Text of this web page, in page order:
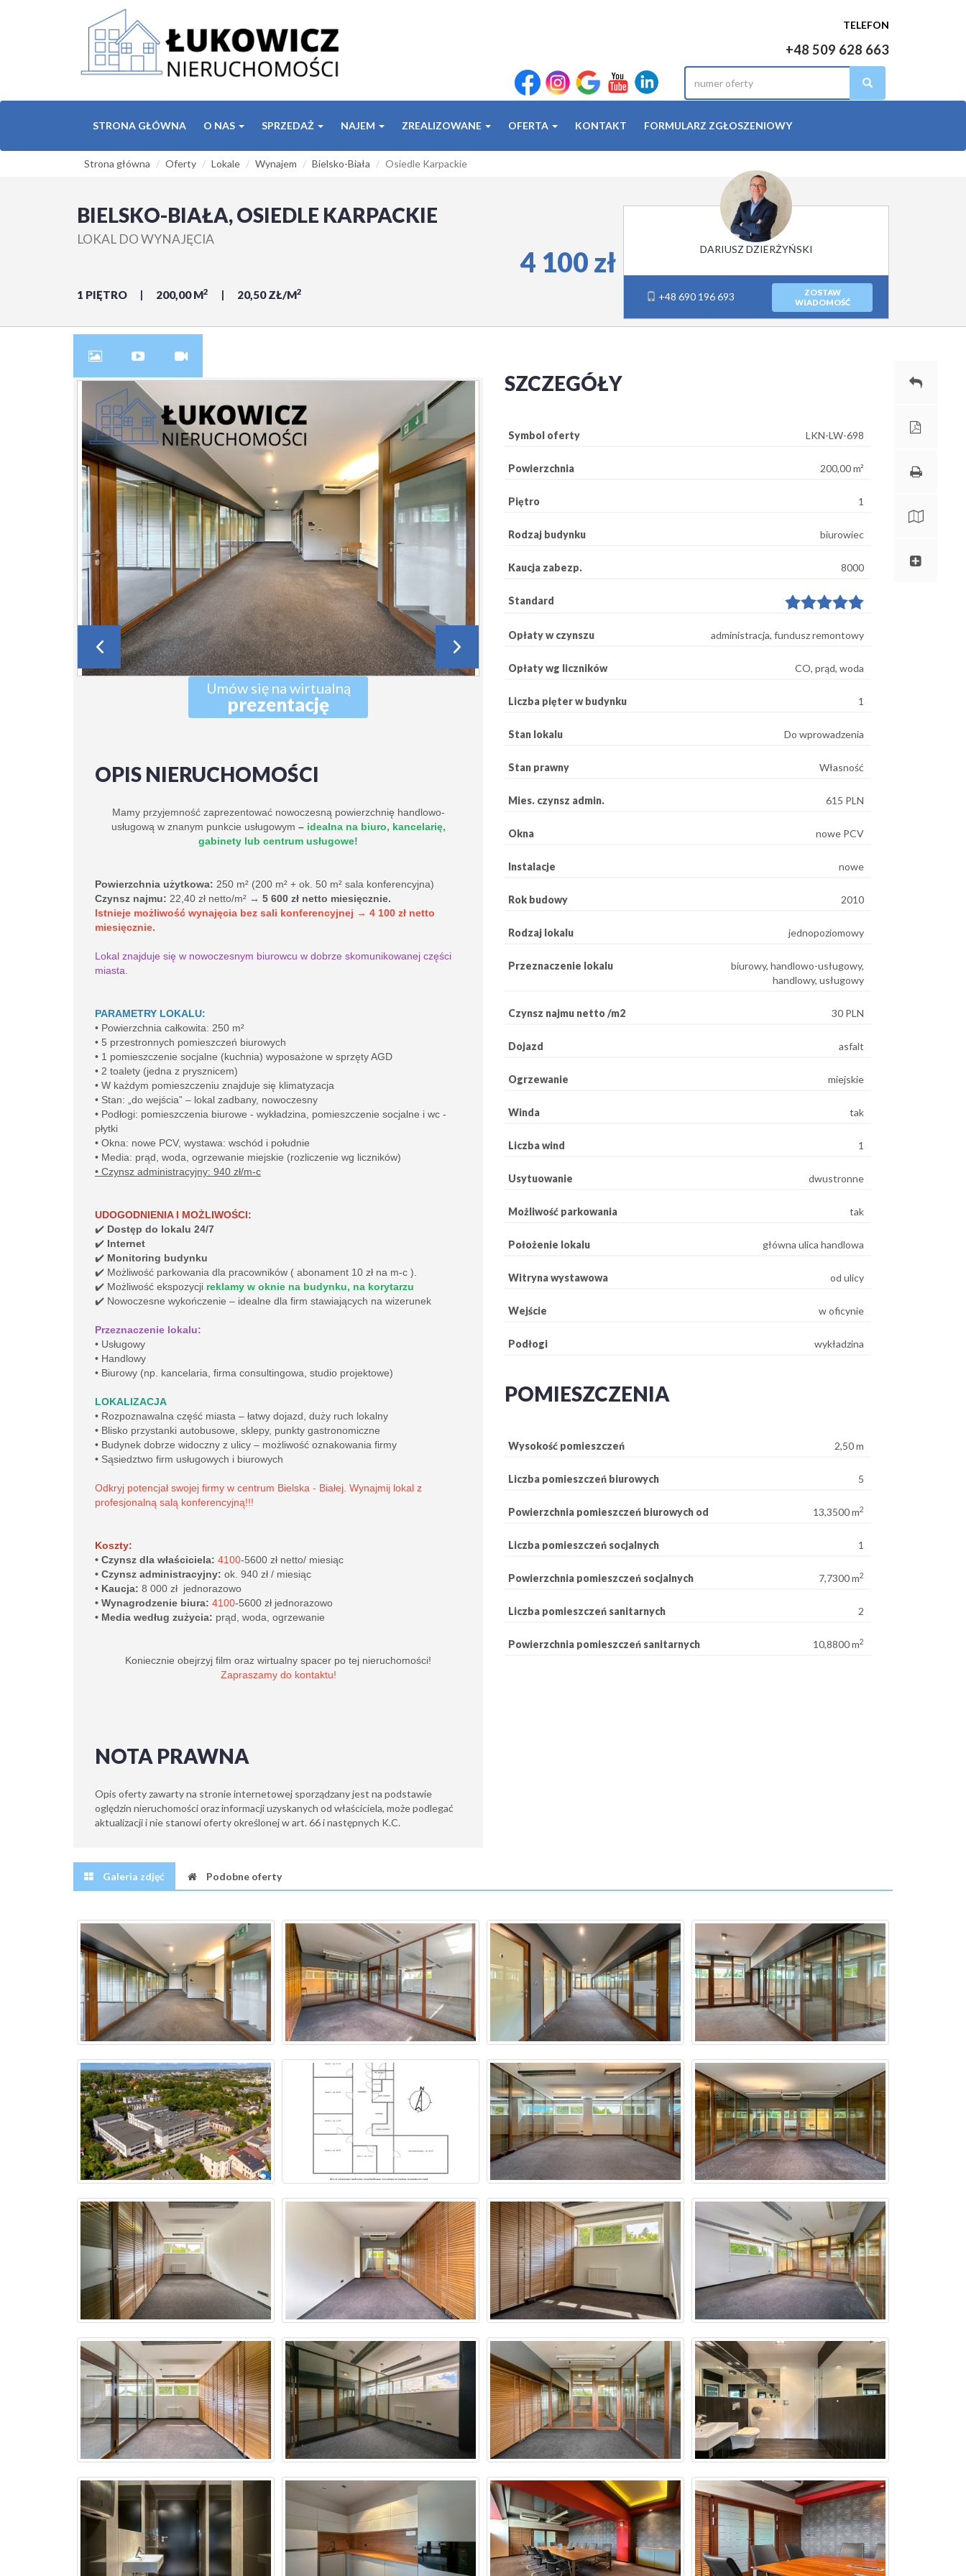
TELEFON
+48 509 628 663
STRONA GŁÓWNA O NAS SPRZEDAŻ NAJEM ZREALIZOWANE OFERTA KONTAKT FORMULARZ ZGŁOSZENIOWY
Strona główna Oferty Lokale Wynajem Bielsko-Biała Osiedle Karpackie
BIELSKO-BIAŁA, OSIEDLE KARPACKIE
LOKAL DO WYNAJĘCIA
1 PIĘTRO 200,00 M2 20,50 ZŁ/M2
4 100 zł DARIUSZ DZIERŻYŃSKI
+48 690 196 693
ZOSTAW
WIADOMOŚĆ
Umów się na wirtualną
prezentację
OPIS NIERUCHOMOŚCI
Mamy przyjemność zaprezentować nowoczesną powierzchnię handlowo-
usługową w znanym punkcie usługowym – idealna na biuro, kancelarię,
gabinety lub centrum usługowe!
Powierzchnia użytkowa: 250 m² (200 m² + ok. 50 m² sala konferencyjna)
Czynsz najmu: 22,40 zł netto/m² → 5 600 zł netto miesięcznie.
Istnieje możliwość wynajęcia bez sali konferencyjnej → 4 100 zł netto
miesięcznie.
Lokal znajduje się w nowoczesnym biurowcu w dobrze skomunikowanej części
miasta.
PARAMETRY LOKALU:
• Powierzchnia całkowita: 250 m²
• 5 przestronnych pomieszczeń biurowych
• 1 pomieszczenie socjalne (kuchnia) wyposażone w sprzęty AGD
• 2 toalety (jedna z prysznicem)
• W każdym pomieszczeniu znajduje się klimatyzacja
• Stan: „do wejścia” – lokal zadbany, nowoczesny
• Podłogi: pomieszczenia biurowe - wykładzina, pomieszczenie socjalne i wc -
płytki
• Okna: nowe PCV, wystawa: wschód i południe
• Media: prąd, woda, ogrzewanie miejskie (rozliczenie wg liczników)
• Czynsz administracyjny: 940 zł/m-c
UDOGODNIENIA I MOŻLIWOŚCI:
✔️ Dostęp do lokalu 24/7
✔️ Internet
✔️ Monitoring budynku
✔️ Możliwość parkowania dla pracowników ( abonament 10 zł na m-c ).
✔️ Możliwość ekspozycji reklamy w oknie na budynku, na korytarzu
✔️ Nowoczesne wykończenie – idealne dla firm stawiających na wizerunek
Przeznaczenie lokalu:
• Usługowy
• Handlowy
• Biurowy (np. kancelaria, firma consultingowa, studio projektowe)
LOKALIZACJA
• Rozpoznawalna część miasta – łatwy dojazd, duży ruch lokalny
• Blisko przystanki autobusowe, sklepy, punkty gastronomiczne
• Budynek dobrze widoczny z ulicy – możliwość oznakowania firmy
• Sąsiedztwo firm usługowych i biurowych
Odkryj potencjał swojej firmy w centrum Bielska - Białej. Wynajmij lokal z
profesjonalną salą konferencyjną!!!
Koszty:
• Czynsz dla właściciela: 4100-5600 zł netto/ miesiąc
• Czynsz administracyjny: ok. 940 zł / miesiąc
• Kaucja: 8 000 zł jednorazowo
• Wynagrodzenie biura: 4100-5600 zł jednorazowo
• Media według zużycia: prąd, woda, ogrzewanie
Koniecznie obejrzyj film oraz wirtualny spacer po tej nieruchomości!
Zapraszamy do kontaktu!
NOTA PRAWNA
Opis oferty zawarty na stronie internetowej sporządzany jest na podstawie
oględzin nieruchomości oraz informacji uzyskanych od właściciela, może podlegać
aktualizacji i nie stanowi oferty określonej w art. 66 i następnych K.C.
SZCZEGÓŁY
Symbol oferty LKN-LW-698
Powierzchnia 200,00 m²
Piętro 1
Rodzaj budynku biurowiec
Kaucja zabezp. 8000
Standard
Opłaty w czynszu administracja, fundusz remontowy
Opłaty wg liczników CO, prąd, woda
Liczba pięter w budynku 1
Stan lokalu Do wprowadzenia
Stan prawny Własność
Mies. czynsz admin. 615 PLN
Okna nowe PCV
Instalacje nowe
Rok budowy 2010
Rodzaj lokalu jednopoziomowy
Przeznaczenie lokalu
biurowy, handlowo-usługowy,
handlowy, usługowy
Czynsz najmu netto /m2 30 PLN
Dojazd asfalt
Ogrzewanie miejskie
Winda tak
Liczba wind 1
Usytuowanie dwustronne
Możliwość parkowania tak
Położenie lokalu główna ulica handlowa
Witryna wystawowa od ulicy
Wejście w oficynie
Podłogi wykładzina
POMIESZCZENIA
Wysokość pomieszczeń 2,50 m
Liczba pomieszczeń biurowych 5
Powierzchnia pomieszczeń biurowych od 13,3500 m2
Liczba pomieszczeń socjalnych 1
Powierzchnia pomieszczeń socjalnych 7,7300 m2
Liczba pomieszczeń sanitarnych 2
Powierzchnia pomieszczeń sanitarnych 10,8800 m2
Galeria zdjęć Podobne oferty